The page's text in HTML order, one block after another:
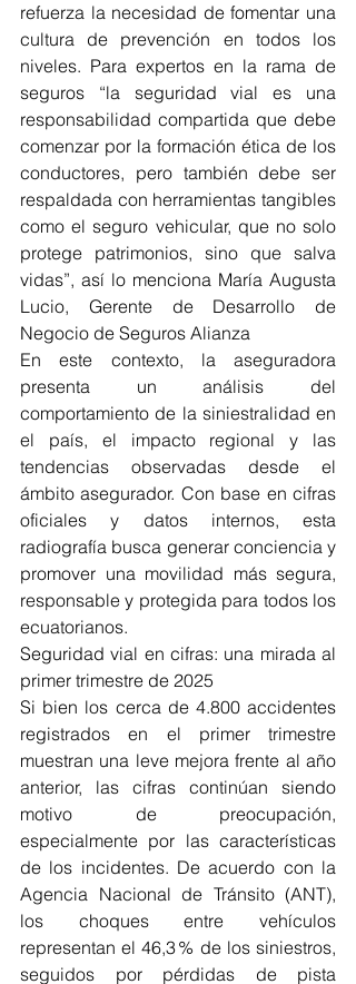
refuerza la necesidad de fomentar una
cultura de prevención en todos los
niveles. Para expertos en la rama de
seguros “la seguridad vial es una
responsabilidad compartida que debe
comenzar por la formación ética de los
conductores, pero también debe ser
respaldada con herramientas tangibles
como el seguro vehicular, que no solo
protege patrimonios, sino que salva
vidas”, así lo menciona María Augusta
Lucio, Gerente de Desarrollo de
Negocio de Seguros Alianza
En este contexto, la aseguradora
presenta un análisis del
comportamiento de la siniestralidad en
el país, el impacto regional y las
tendencias observadas desde el
ámbito asegurador. Con base en cifras
oficiales y datos internos, esta
radiografía busca generar conciencia y
promover una movilidad más segura,
responsable y protegida para todos los
ecuatorianos.
Seguridad vial en cifras: una mirada al
primer trimestre de 2025
Si bien los cerca de 4.800 accidentes
registrados en el primer trimestre
muestran una leve mejora frente al año
anterior, las cifras continúan siendo
motivo de preocupación,
especialmente por las características
de los incidentes. De acuerdo con la
Agencia Nacional de Tránsito (ANT),
los choques entre vehículos
representan el 46,3 % de los siniestros,
seguidos por pérdidas de pista